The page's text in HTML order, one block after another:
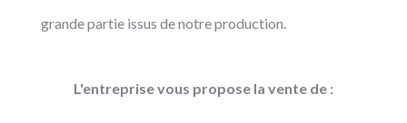
grande partie issus de notre production.
L'entreprise vous propose la vente de :